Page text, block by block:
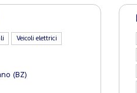
Veicoli elettrici
(BZ)